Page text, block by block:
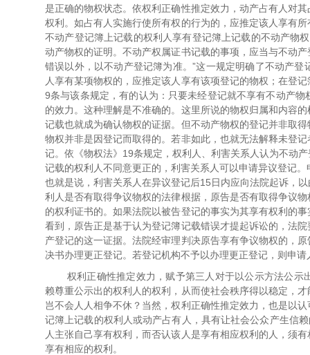
是正确的物权状态。依权利正确性推定效力，动产占有人对
权利。如占有人实施行使所有权的行为的，应推定该人享有
不动产登记簿上记载的权利人享有登记簿上记载的不动产物
动产物权的证明。不动产权属证书记载的事项，应当与不动
错误以外，以不动产登记簿为准。”这一规定明确了不动产
人享有某项物权的，应推定该人享有该项登记的物权；在登
9条与该条规定，有的认为：只要未经登记就不享有不动产
的效力。这种理解是不准确的。这里所说的物权归属和内容
记载也就成为确认物权的证据。但不动产物权的登记并非取
物权并非是因登记而取得的。若非如此，也就无法解释未登
记。依《物权法》19条规定，权利人、利害关系人认为不动
记载的权利人不同意更正的，利害关系人可以申请异议登记
也就是说，利害关系人在异议登记后15日内应向法院起诉，
利人是否有取得争议物权的法律根据，原告是否有取得争议
的权利证书的。如果法院以被告登记的事实为其享有权利的
看到，原告正是基于认为登记簿记载错误才提起诉讼的，法
产登记的这一证据。法院经审理判决原告享有争议物权的，
决书办理更正登记。若登记机构不予以办理更正登记，则申
权利正确性推定效力，赋予第三人对于以公示方法公
赖尊重公示出的权利人的权利，从而使社会秩序得以稳定，
岂不会人人相争不休？当然，权利正确性推定效力，也是以
记簿上记载的权利人或动产占有人，具有让社会公众产生信
人主张自己享有权利，而否认该人是享有相应权利的人，须
享有相应的权利。